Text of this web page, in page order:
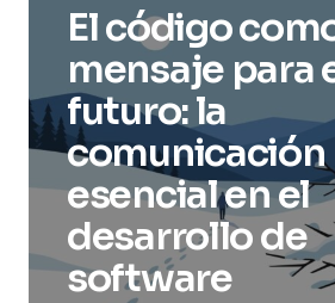
El código
mensaje para
futuro: la
comunicación
esencial en el
desarrollo de
software